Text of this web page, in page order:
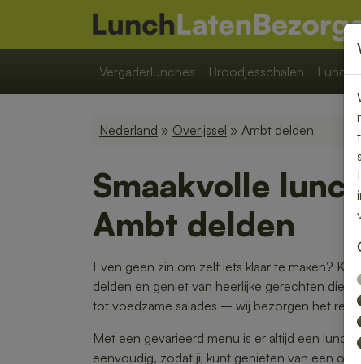
Vergaderlunches Broodjesschalen
Nederland » Overijssel » Ambt delden
Smaakvolle
Ambt delden
Even geen zin om zelf iets klaar te maken?
delden en geniet van heerlijke gerechten die
tot voedzame salades – wij bezorgen het
Met een gevarieerd menu is er altijd een lunch
eenvoudig, zodat jij kunt genieten van een